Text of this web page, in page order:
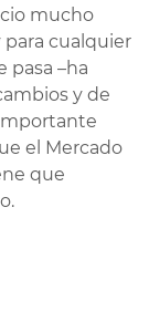
mucho
para cualquier
pasa –ha
y de
el Mercado
que